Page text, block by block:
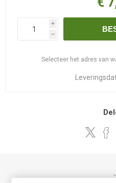
i
h
Selecteer het adres van
-